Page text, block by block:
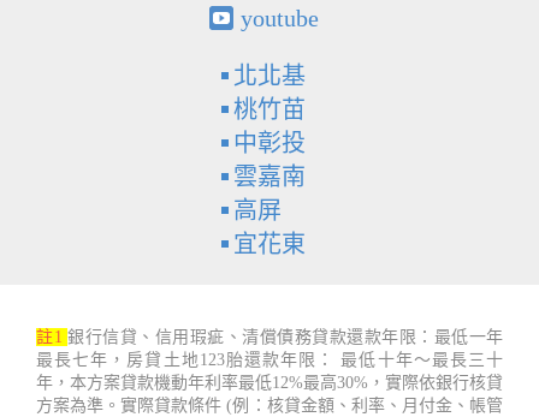
youtube
北北基
桃竹苗
中彰投
雲嘉南
高屏
宜花東
註1 銀行信貸、信用瑕疵、清償債務貸款還款年限：最低一年
最長七年，房貸土地123胎還款年限： 最低十年～最長三十
年，本方案貸款機動年利率最低12%最高30%，實際依銀行核貸
方案為準。實際貸款條件 (例：核貸金額、利率、月付金、帳管